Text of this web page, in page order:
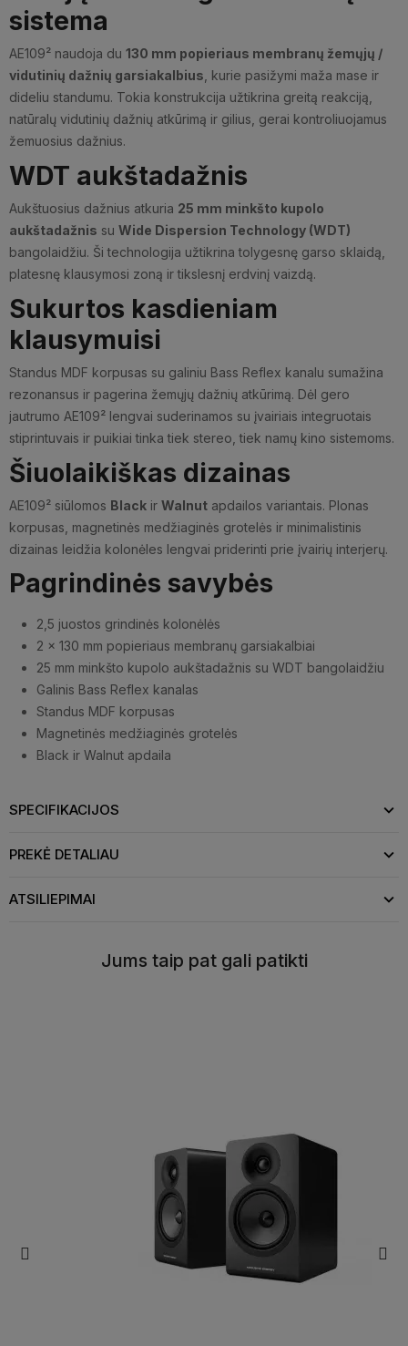
sistema
AE109² naudoja du 130 mm popieriaus membranų žemųjų /
vidutinių dažnių garsiakalbius , kurie pasižymi maža mase ir
dideliu standumu. Tokia konstrukcija užtikrina greitą reakciją,
natūralų vidutinių dažnių atkūrimą ir gilius, gerai kontroliuojamus
žemuosius dažnius.
WDT aukštadažnis
Aukštuosius dažnius atkuria 25 mm minkšto kupolo
aukštadažnis su Wide Dispersion Technology (WDT)
bangolaidžiu. Ši technologija užtikrina tolygesnę garso sklaidą,
platesnę klausymosi zoną ir tikslesnį erdvinį vaizdą.
Sukurtos kasdieniam
klausymuisi
Standus MDF korpusas su galiniu Bass Reflex kanalu sumažina
rezonansus ir pagerina žemųjų dažnių atkūrimą. Dėl gero
jautrumo AE109² lengvai suderinamos su įvairiais integruotais
stiprintuvais ir puikiai tinka tiek stereo, tiek namų kino sistemoms.
Šiuolaikiškas dizainas
AE109² siūlomos Black ir Walnut apdailos variantais. Plonas
korpusas, magnetinės medžiaginės grotelės ir minimalistinis
dizainas leidžia kolonėles lengvai priderinti prie įvairių interjerų.
Pagrindinės savybės
2,5 juostos grindinės kolonėlės
2 × 130 mm popieriaus membranų garsiakalbiai
25 mm minkšto kupolo aukštadažnis su WDT bangolaidžiu
Galinis Bass Reflex kanalas
Standus MDF korpusas
Magnetinės medžiaginės grotelės
Black ir Walnut apdaila
SPECIFIKACIJOS
PREKĖ DETALIAU
ATSILIEPIMAI
Jums taip pat gali patikti